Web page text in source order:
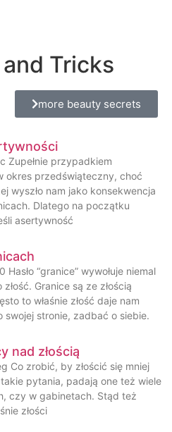
Tricks
more beauty secrets
Zupełnie przypadkiem
okres przedświąteczny, choć
wyszło nam jako konsekwencja
Dlatego na początku
asertywność
“granice” wywołuje niemal
Granice są ze złością
to właśnie złość daje nam
stronie, zadbać o siebie.
nad złością
Co zrobić, by złościć się mniej
pytania, padają one też wiele
czy w gabinetach. Stąd też
złości